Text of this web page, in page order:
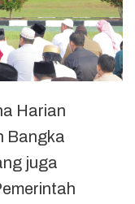
Harian
Bangka
juga